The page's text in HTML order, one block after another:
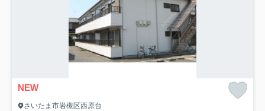
NEW
さいたま市岩槻区西原台